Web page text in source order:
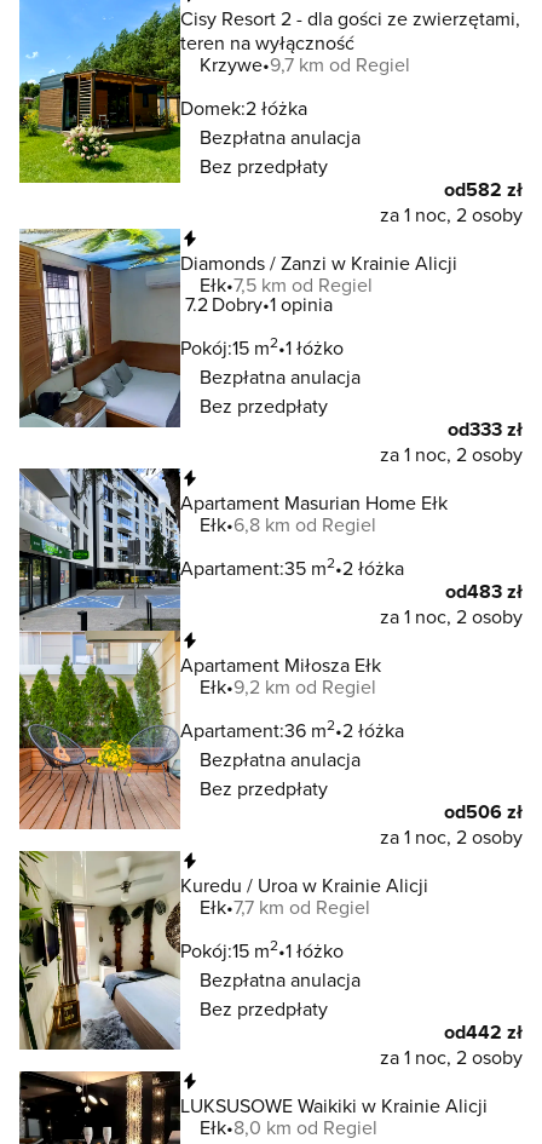
Cisy Resort 2 - dla gości ze zwierzętami,
teren na wyłączność
Krzywe 9,7 km od Regiel
Domek:2 łóżka
Bezpłatna anulacja
Bez przedpłaty
od582 zł
za 1 noc, 2 osoby
Diamonds / Zanzi w Krainie Alicji
Ełk 7,5 km od Regiel
7.2 Dobry 1 opinia
Pokój:15 m2 1 łóżko
Bezpłatna anulacja
Bez przedpłaty
od333 zł
za 1 noc, 2 osoby
Apartament Masurian Home Ełk
Ełk 6,8 km od Regiel
Apartament:35 m2 2 łóżka
od483 zł
za 1 noc, 2 osoby
Apartament Miłosza Ełk
Ełk 9,2 km od Regiel
Apartament:36 m2 2 łóżka
Bezpłatna anulacja
Bez przedpłaty
od506 zł
za 1 noc, 2 osoby
Kuredu / Uroa w Krainie Alicji
Ełk 7,7 km od Regiel
Pokój:15 m2 1 łóżko
Bezpłatna anulacja
Bez przedpłaty
od442 zł
za 1 noc, 2 osoby
LUKSUSOWE Waikiki w Krainie Alicji
Ełk 8,0 km od Regiel